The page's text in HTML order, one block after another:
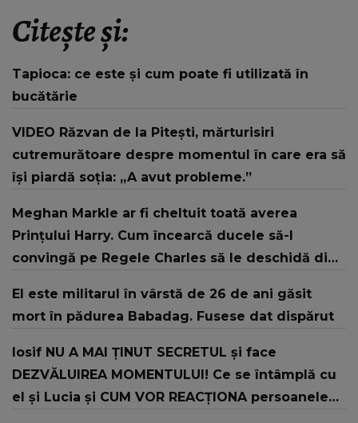
Citește și:
Tapioca: ce este și cum poate fi utilizată în
bucătărie
VIDEO Răzvan de la Pitești, mărturisiri
cutremurătoare despre momentul în care era să
își piardă soția: „A avut probleme.”
Meghan Markle ar fi cheltuit toată averea
Prințului Harry. Cum încearcă ducele să-l
convingă pe Regele Charles să le deschidă din
El este militarul în vârstă de 26 de ani găsit
mort în pădurea Babadag. Fusese dat dispărut
Iosif NU A MAI ȚINUT SECRETUL și face
DEZVĂLUIREA MOMENTULUI! Ce se întâmplă cu
el și Lucia și CUM VOR REACȚIONA persoanele